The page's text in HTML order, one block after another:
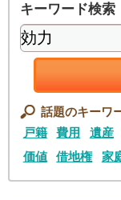
キーワード検索
話題のキーワ
戸籍
費用 遺産
価値
借地権 家